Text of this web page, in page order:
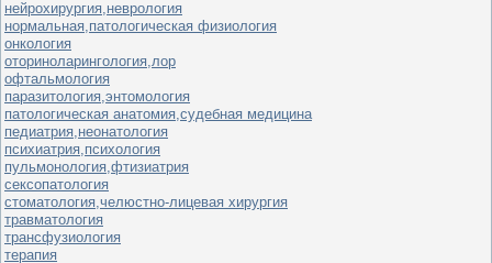
нейрохирургия,неврология
нормальная,патологическая физиология
онкология
оториноларингология,лор
офтальмология
паразитология,энтомология
патологическая анатомия,судебная медицина
педиатрия,неонатология
психиатрия,психология
пульмонология,фтизиатрия
сексопатология
стоматология,челюстно-лицевая хирургия
травматология
трансфузиология
терапия